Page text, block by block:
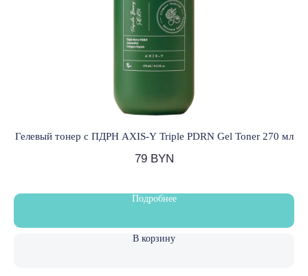
Гелевый тонер с ПДРН AXIS-Y Triple PDRN Gel Toner 270 мл
79 BYN
Подробнее
В корзину
Свидетельство о государственной регистрации:
›
Будьте в курсе, подпишитесь